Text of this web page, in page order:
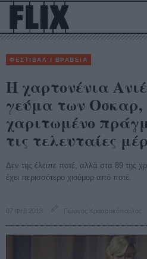
ΦΕΣΤΙΒΑΛ / ΒΡΑΒΕΙΑ
H χαρτονένια
γεύμα των Οσκαρ,
χαριτωμένο
τις τελευταίες
Δεν της έλειπε ποτέ, αλλά στα 89 της
έχει περισσότερο χιούμορ από ποτέ.
07 Φεβ 2018 Γιώργος Κρασσακόπουλος